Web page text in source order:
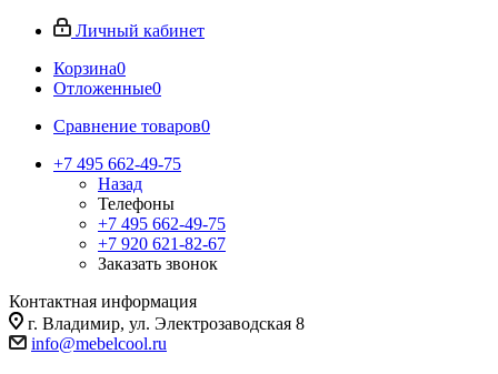
Личный кабинет
Корзина0
Отложенные0
Сравнение товаров0
+7 495 662-49-75
Назад
Телефоны
+7 495 662-49-75
+7 920 621-82-67
Заказать звонок
Контактная информация
г. Владимир, ул. Электрозаводская 8
info@mebelcool.ru